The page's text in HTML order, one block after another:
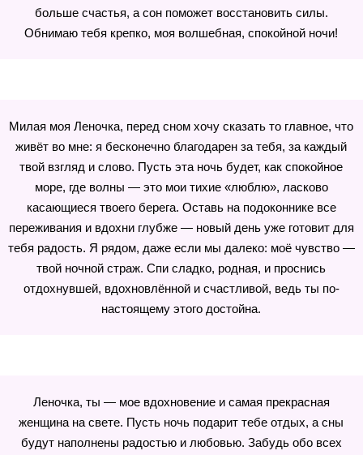
больше счастья, а сон поможет восстановить силы.
Обнимаю тебя крепко, моя волшебная, спокойной ночи!
Милая моя Леночка, перед сном хочу сказать то главное, что
живёт во мне: я бесконечно благодарен за тебя, за каждый
твой взгляд и слово. Пусть эта ночь будет, как спокойное
море, где волны — это мои тихие «люблю», ласково
касающиеся твоего берега. Оставь на подоконнике все
переживания и вдохни глубже — новый день уже готовит для
тебя радость. Я рядом, даже если мы далеко: моё чувство —
твой ночной страж. Спи сладко, родная, и проснись
отдохнувшей, вдохновлённой и счастливой, ведь ты по-
настоящему этого достойна.
Леночка, ты — мое вдохновение и самая прекрасная
женщина на свете. Пусть ночь подарит тебе отдых, а сны
будут наполнены радостью и любовью. Забудь обо всех